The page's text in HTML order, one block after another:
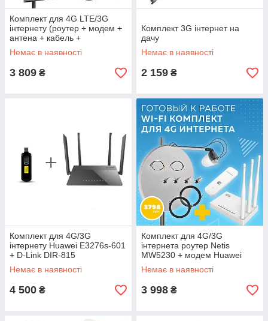
Комплект для 4G LTE/3G
інтернету (роутер + модем +
антена + кабель +
перехідники)
Немає в наявності
3 809 ₴
Комплект 3G інтернет на
дачу
Немає в наявності
2 159 ₴
Комплект для 4G/3G
інтернету Huawei E3276s-601
+ D-Link DIR-815
Немає в наявності
4 500 ₴
Комплект для 4G/3G
інтернета роутер Netis
MW5230 + модем Huawei
E3372 + офсетна антена
MIMO 2x27 dBi
Немає в наявності
3 998 ₴